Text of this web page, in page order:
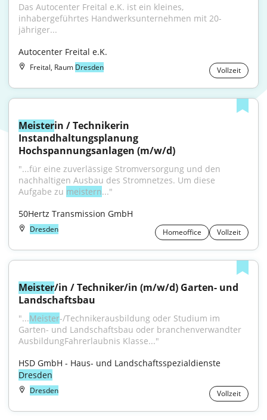
Das Autocenter Freital e.K. ist ein kleines,
inhabergeführtes Handwerksunternehmen mit 20-
jähriger...
Autocenter Freital e.K.
Freital, Raum Dresden Vollzeit
Meisterin / Technikerin
Instandhaltungsplanung
Hochspannungsanlagen (m/w/d)
"...für eine zuverlässige Stromversorgung und den
nachhaltigen Ausbau des Stromnetzes. Um diese
Aufgabe zu meistern..."
50Hertz Transmission GmbH
Dresden Homeoffice Vollzeit
Meister/in / Techniker/in (m/w/d) Garten- und
Landschaftsbau
"...Meister-/Technikerausbildung oder Studium im
Garten- und Landschaftsbau oder branchenverwandter
AusbildungFahrerlaubnis Klasse..."
Dresden
Dresden Vollzeit